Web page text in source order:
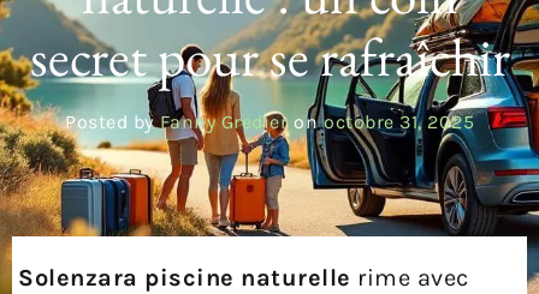
secret pour se rafraîchir
Posted by Fanny Gredier on octobre 31, 2025
Solenzara piscine naturelle rime avec